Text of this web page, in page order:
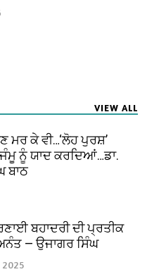
VIEW ALL
ਮਰ ਕੇ ਵੀ…‘ਲੋਹ ਪੁਰਸ਼’
ਨੂੰ ਯਾਦ ਕਰਦਿਆਂ…ਡਾ.
ਬਾਠ
ਬਹਾਦਰੀ ਦੀ ਪ੍ਰਤੀਕ
— ਉਜਾਗਰ ਸਿੰਘ
2025